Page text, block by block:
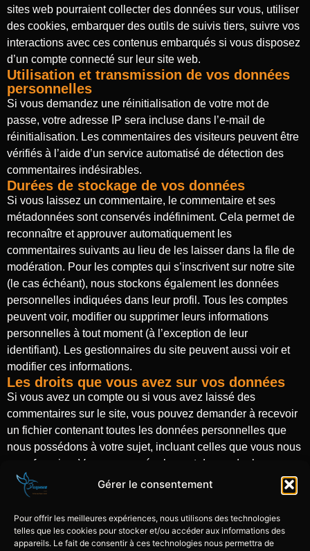
Gérer le consentement
Pour offrir les meilleures expériences, nous utilisons des technologies
telles que les cookies pour stocker et/ou accéder aux informations des
appareils. Le fait de consentir à ces technologies nous permettra de
sites web pourraient collecter des données sur vous, utiliser
des cookies, embarquer des outils de suivis tiers, suivre vos
interactions avec ces contenus embarqués si vous disposez
d’un compte connecté sur leur site web.
Utilisation et transmission de vos données
personnelles
Si vous demandez une réinitialisation de votre mot de
passe, votre adresse IP sera incluse dans l’e-mail de
réinitialisation. Les commentaires des visiteurs peuvent être
vérifiés à l’aide d’un service automatisé de détection des
commentaires indésirables.
Durées de stockage de vos données
Si vous laissez un commentaire, le commentaire et ses
métadonnées sont conservés indéfiniment. Cela permet de
reconnaître et approuver automatiquement les
commentaires suivants au lieu de les laisser dans la file de
modération. Pour les comptes qui s’inscrivent sur notre site
(le cas échéant), nous stockons également les données
personnelles indiquées dans leur profil. Tous les comptes
peuvent voir, modifier ou supprimer leurs informations
personnelles à tout moment (à l’exception de leur
identifiant). Les gestionnaires du site peuvent aussi voir et
modifier ces informations.
Les droits que vous avez sur vos données
Si vous avez un compte ou si vous avez laissé des
commentaires sur le site, vous pouvez demander à recevoir
un fichier contenant toutes les données personnelles que
nous possédons à votre sujet, incluant celles que vous nous
avez fournies. Vous pouvez également demander la
suppression des données personnelles vous concernant.
Cela ne prend pas en compte les données stockées à des
fins administratives, légales ou pour des raisons de sécurité.